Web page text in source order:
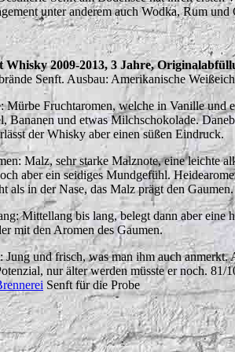
unter anderem auch Wodka, Rum und
Whisky 2009-2013, 3 Jahre,
Senft. Ausbau: Amerikanische
Mürbe Fruchtaromen, welche in Vanille und
Bananen und etwas Milchschokolade.
der Whisky aber einen süßen Eindruck.
Malz, sehr starke Malznote, eine leichte
aber ein seidiges Mundgefühl.
als in der Nase, das Malz prägt den
Mittellang bis lang, belegt dann aber eine
mit den Aromen des Gaumen.
Jung und frisch, was man ihm auch
nur älter werden müsste er noch. 81/
Senft für die Probe